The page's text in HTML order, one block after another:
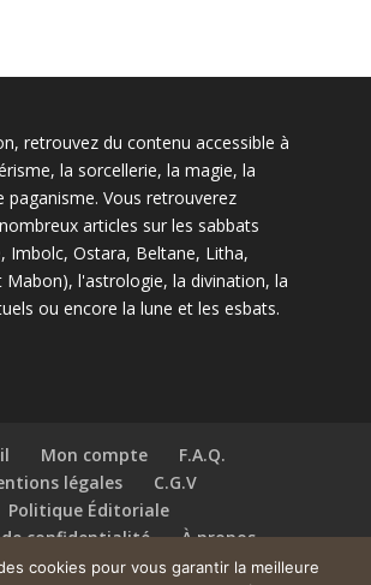
retrouvez du contenu accessible à
la sorcellerie, la magie, la
paganisme. Vous retrouverez
articles sur les sabbats
Imbolc, Ostara, Beltane, Litha,
Mabon), l'astrologie, la divination, la
ou encore la lune et les esbats.
Mon compte
F.A.Q.
légales
C.G.V
Politique Éditoriale
confidentialité
À propos
Contact
cookies pour vous garantir la meilleure